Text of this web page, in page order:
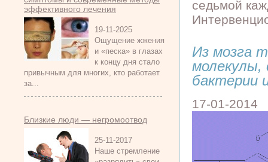
эффективного лечения
19-11-2025
Ощущение жжения
и «песка» в глазах
к концу дня стало
привычным для многих, кто работает
за...
Близкие люди — негромоотвод
25-11-2017
Наше стремление
седьмой
Из мозга
молекулы,
бактерии
17-01-2014